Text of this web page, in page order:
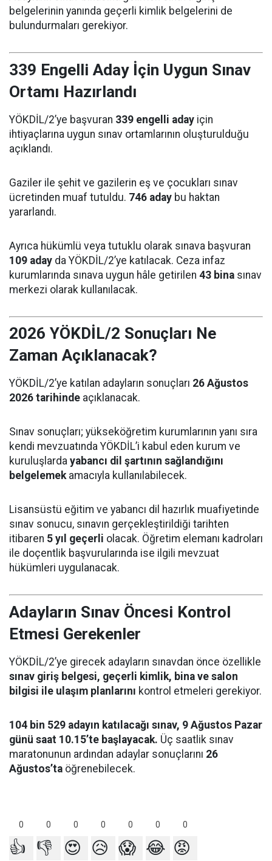
belgelerinin yanında geçerli kimlik belgelerini de
bulundurmaları gerekiyor.
339 Engelli Aday İçin Uygun Sınav
Ortamı Hazırlandı
YÖKDİL/2’ye başvuran 339 engelli aday için
ihtiyaçlarına uygun sınav ortamlarının oluşturulduğu
açıklandı.
Gaziler ile şehit ve gazilerin eş ve çocukları sınav
ücretinden muaf tutuldu. 746 aday bu haktan
yararlandı.
Ayrıca hükümlü veya tutuklu olarak sınava başvuran
109 aday da YÖKDİL/2’ye katılacak. Ceza infaz
kurumlarında sınava uygun hâle getirilen 43 bina sınav
merkezi olarak kullanılacak.
2026 YÖKDİL/2 Sonuçları Ne
Zaman Açıklanacak?
YÖKDİL/2’ye katılan adayların sonuçları 26 Ağustos
2026 tarihinde açıklanacak.
Sınav sonuçları; yükseköğretim kurumlarının yanı sıra
kendi mevzuatında YÖKDİL’i kabul eden kurum ve
kuruluşlarda yabancı dil şartının sağlandığını
belgelemekamacıyla kullanılabilecek.
Lisansüstü eğitim ve yabancı dil hazırlık muafiyetinde
sınav sonucu, sınavın gerçekleştirildiği tarihten
itibaren 5 yıl geçerli olacak. Öğretim elemanı kadroları
ile doçentlik başvurularında ise ilgili mevzuat
hükümleri uygulanacak.
Adayların Sınav Öncesi Kontrol
Etmesi Gerekenler
YÖKDİL/2’ye girecek adayların sınavdan önce özellikle
sınav giriş belgesi, geçerli kimlik, bina ve salon
bilgisi ile ulaşım planlarını kontrol etmeleri gerekiyor.
104 bin 529 adayın katılacağı sınav, 9 Ağustos Pazar
günü saat 10.15’te başlayacak. Üç saatlik sınav
maratonunun ardından adaylar sonuçlarını 26
Ağustos’ta öğrenebilecek.
0 0 0 0 0 0 0
👍 👎 😍 😥 😱 😂 😡